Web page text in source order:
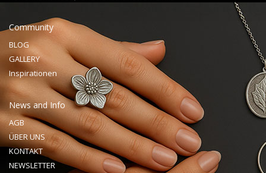
Community
BLOG
GALLERY
Inspirationen
News and Info
AGB
ÜBER UNS
KONTAKT
NEWSLETTER